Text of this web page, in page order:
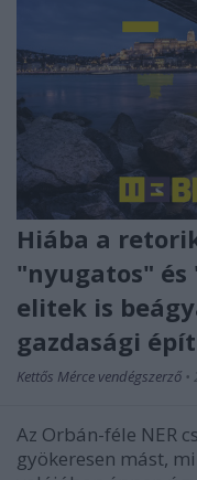
Hiába a
"nyugatos"
elitek is
gazdasági
Kettős Mérce vendégszerző •
Az Orbán-féle NER
gyökeresen mást,